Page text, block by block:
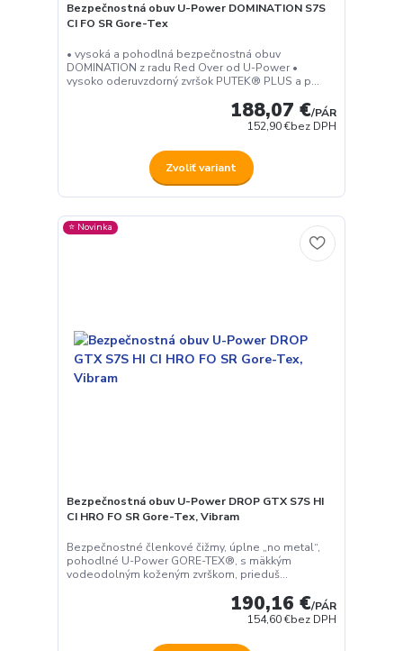
Bezpečnostná obuv U-Power DOMINATION S7S
CI FO SR Gore-Tex
• vysoká a pohodlná bezpečnostná obuv
DOMINATION z radu Red Over od U-Power •
vysoko oderuvzdorný zvršok PUTEK® PLUS a p...
188,07 €/PÁR
152,90 €bez DPH
Zvoliť variant
⭐️ Novinka
Bezpečnostná obuv U-Power DROP GTX S7S HI
CI HRO FO SR Gore-Tex, Vibram
Bezpečnostné členkové čižmy, úplne „no metal“,
pohodlné U-Power GORE-TEX®, s mäkkým
vodeodolným koženým zvrškom, prieduš...
190,16 €/PÁR
154,60 €bez DPH